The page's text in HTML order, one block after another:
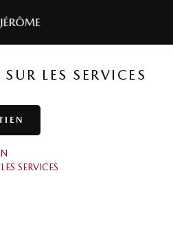
LES SERVICES
SERVICES